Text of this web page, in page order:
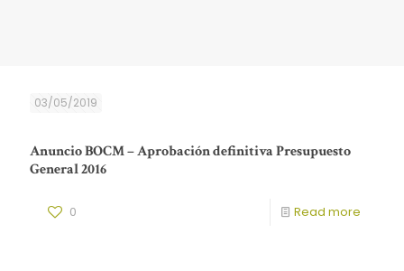
03/05/2019
Anuncio BOCM – Aprobación definitiva Presupuesto
General 2016
0 Read more